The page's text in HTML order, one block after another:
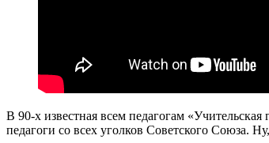
В 90-х известная всем педагогам
педагоги со всех уголков Советского Союза.